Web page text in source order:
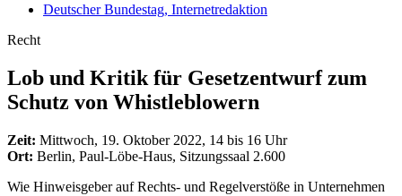
Deutscher Bundestag, Internetredaktion
Recht
Lob und Kritik für Gesetz­entwurf zum
Schutz von Whistleblowern
Zeit: Mittwoch, 19. Oktober 2022, 14 bis 16 Uhr
Ort: Berlin, Paul-Löbe-Haus, Sitzungssaal 2.600
Wie Hinweisgeber auf Rechts- und Regelverstöße in Unternehmen